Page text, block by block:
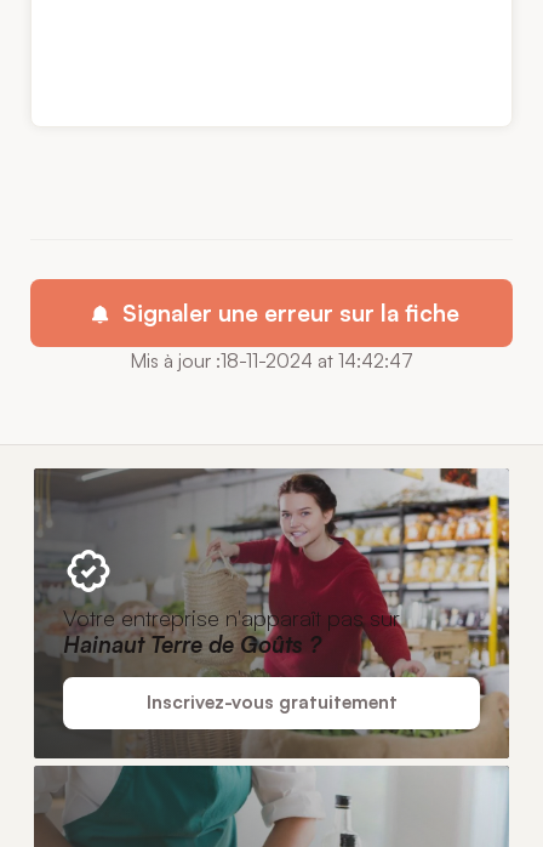
Signaler une erreur sur la fiche
Mis à jour :18-11-2024 at 14:42:47
Votre entreprise n'apparaît pas sur
Hainaut Terre de Goûts ?
Inscrivez-vous gratuitement